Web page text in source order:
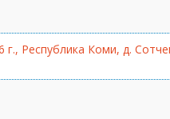
Республика Коми, д.